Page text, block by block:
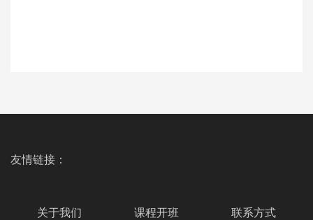
友情链接：
关于我们 课程开班 联系方式